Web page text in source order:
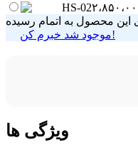
HS-02
این محصول به اتمام رسیده
موجود شد خبرم کن!
ویژگی ها